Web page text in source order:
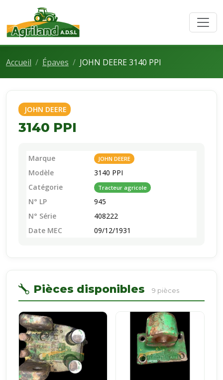
Accueil Épaves JOHN DEERE 3140 PPI
JOHN DEERE
3140 PPI
Marque JOHN DEERE
Modèle
3140 PPI
Catégorie
Tracteur agricole
N° LP
945
N° Série
408222
Date MEC
09/12/1931
Pièces disponibles 9 pièces